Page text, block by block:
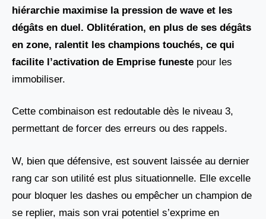
hiérarchie maximise la pression de wave et les
dégâts en duel. Oblitération, en plus de ses dégâts
en zone, ralentit les champions touchés, ce qui
facilite l’activation de Emprise funeste pour les
immobiliser.
Cette combinaison est redoutable dès le niveau 3,
permettant de forcer des erreurs ou des rappels.
W, bien que défensive, est souvent laissée au dernier
rang car son utilité est plus situationnelle. Elle excelle
pour bloquer les dashes ou empêcher un champion de
se replier, mais son vrai potentiel s’exprime en